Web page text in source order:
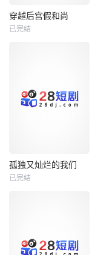
热播
穿越后宫假和尚
已完结
热播
孤独又灿烂的我们
已完结